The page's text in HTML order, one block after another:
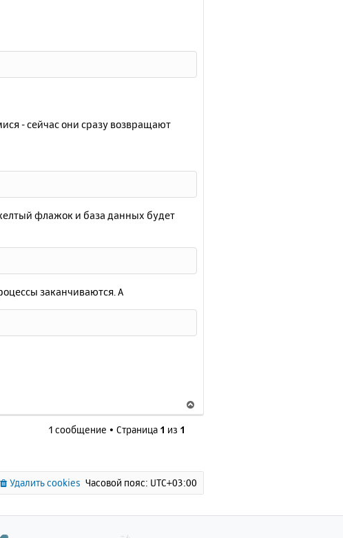
- сейчас они сразу возвращают
флажок и база данных будет
заканчиваются. А
е
т
с
1 сообщение • Страница 1 из 1
Часовой пояс: UTC+03:00
Удалить cookies